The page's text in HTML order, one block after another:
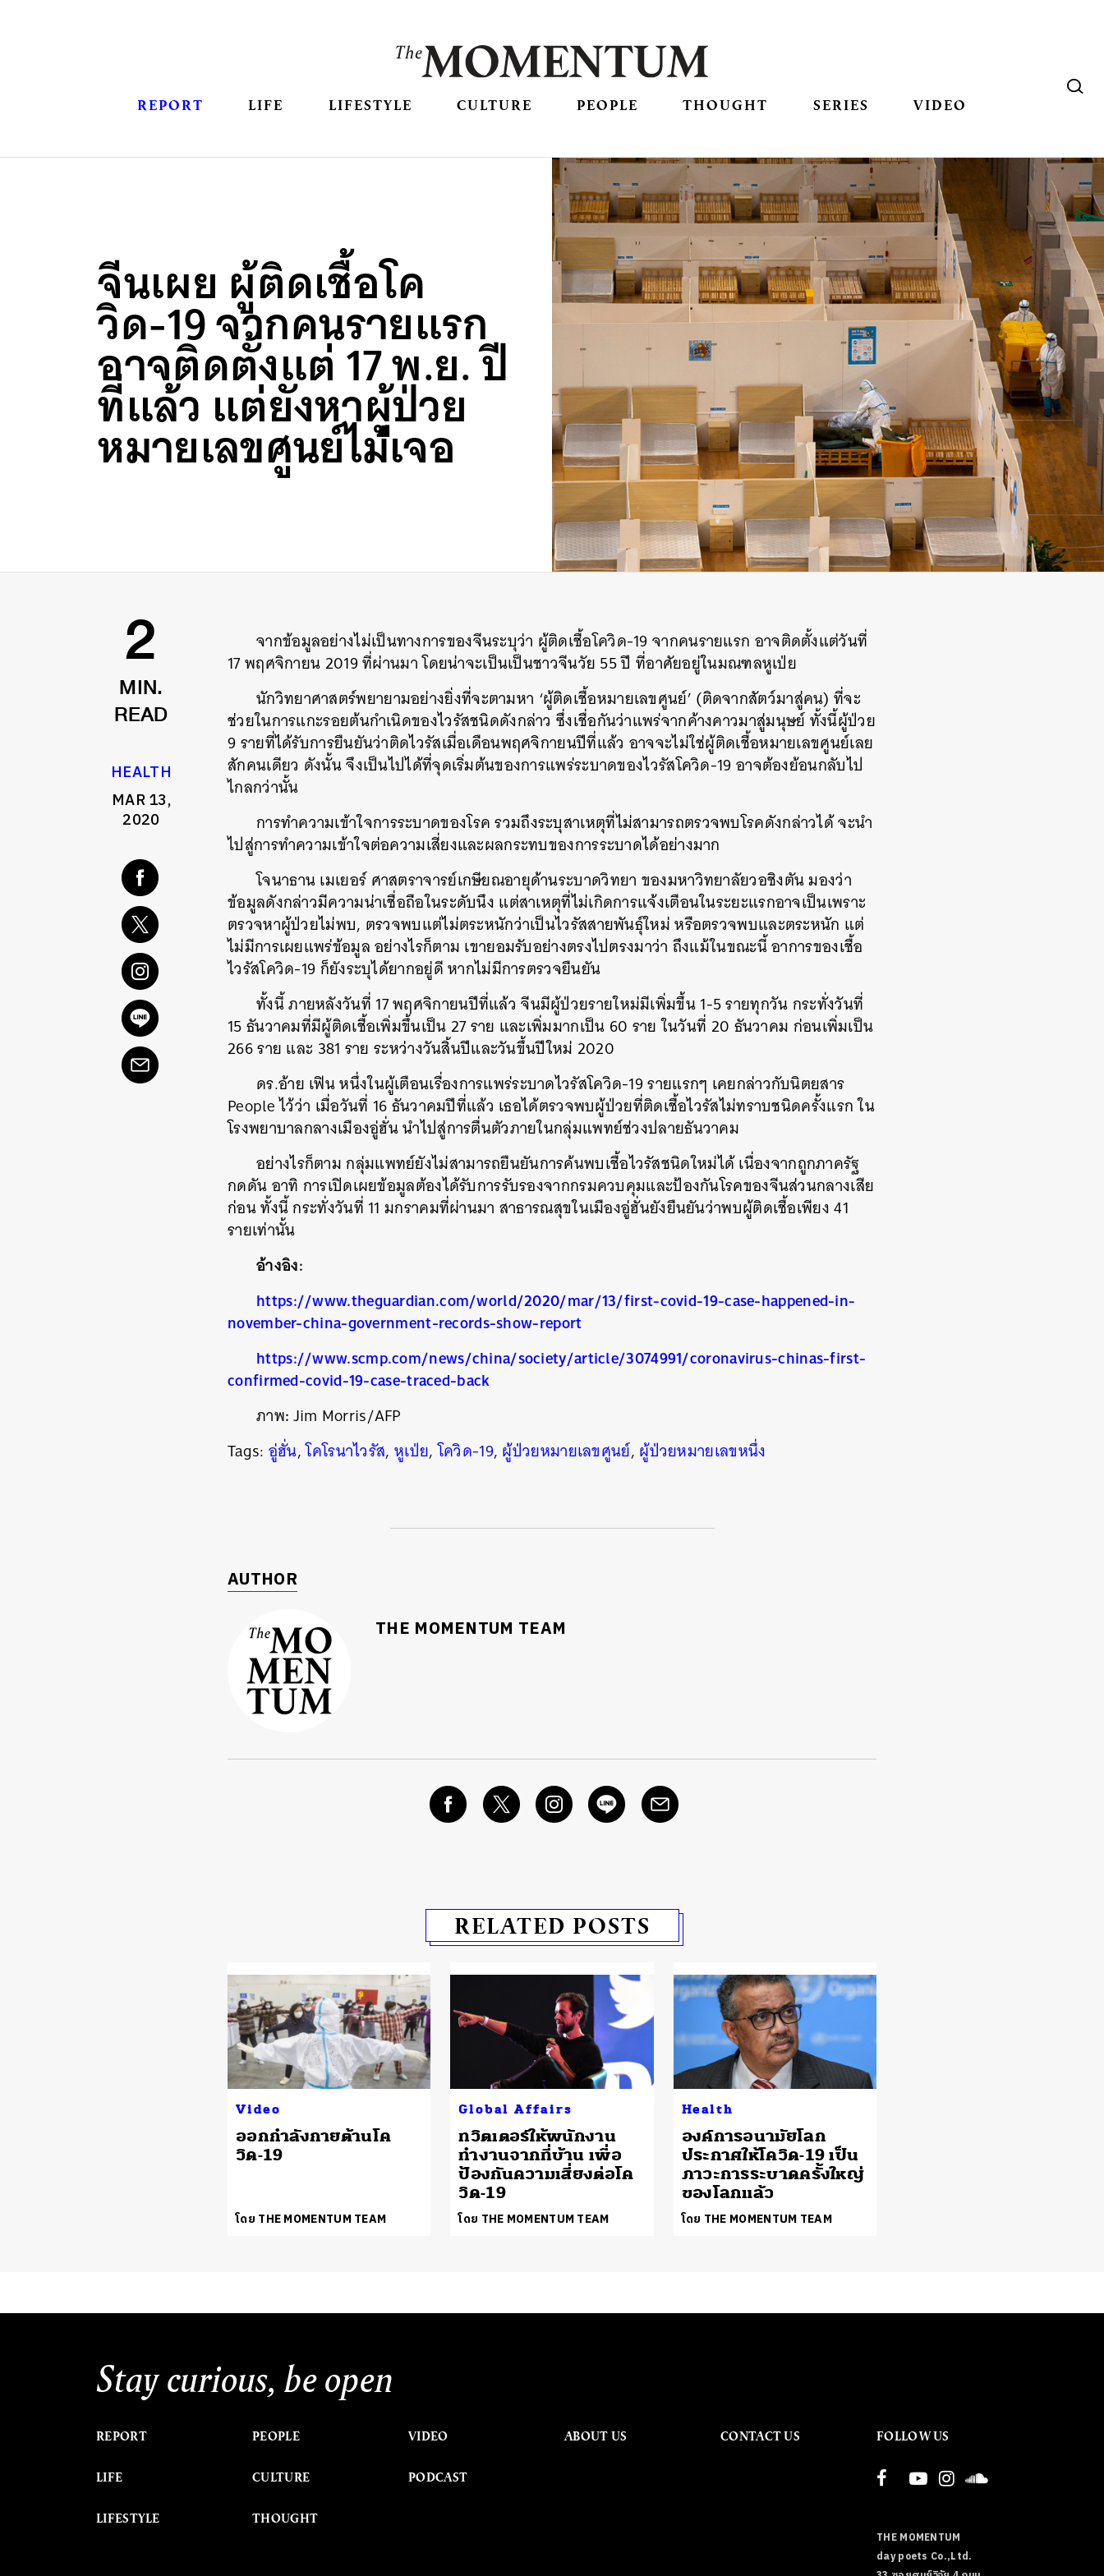
REPORT LIFE LIFESTYLE CULTURE PEOPLE THOUGHT SERIES VIDEO
จีนเผย ผู้ติดเชื้อโค
วิด-19 จากคนรายแรก
อาจติดตั้งแต่ 17 พ.ย. ปี
ที่แล้ว แต่ยังหาผู้ป่วย
หมายเลขศูนย์ไม่เจอ
2
MIN.
READ
HEALTH
MAR 13,
2020
จากข้อมูลอย่างไม่เป็นทางการของจีนระบุว่า ผู้ติดเชื้อโควิด-19 จากคนรายแรก อาจติดตั้งแต่วันที่
17 พฤศจิกายน 2019 ที่ผ่านมา โดยน่าจะเป็นเป็นชาวจีนวัย 55 ปี ที่อาศัยอยู่ในมณฑลหูเป่ย
นักวิทยาศาสตร์พยายามอย่างยิ่งที่จะตามหา ‘ผู้ติดเชื้อหมายเลขศูนย์’ (ติดจากสัตว์มาสู่คน) ที่จะ
ช่วยในการแกะรอยต้นกำเนิดของไวรัสชนิดดังกล่าว ซึ่งเชื่อกันว่าแพร่จากค้างคาวมาสู่มนุษย์ ทั้งนี้ผู้ป่วย
9 รายที่ได้รับการยืนยันว่าติดไวรัสเมื่อเดือนพฤศจิกายนปีที่แล้ว อาจจะไม่ใช่ผู้ติดเชื้อหมายเลขศูนย์เลย
สักคนเดียว ดังนั้น จึงเป็นไปได้ที่จุดเริ่มต้นของการแพร่ระบาดของไวรัสโควิด-19 อาจต้องย้อนกลับไป
ไกลกว่านั้น
การทำความเข้าใจการระบาดของโรค รวมถึงระบุสาเหตุที่ไม่สามารถตรวจพบโรคดังกล่าวได้ จะนำ
ไปสู่การทำความเข้าใจต่อความเสี่ยงและผลกระทบของการระบาดได้อย่างมาก
โจนาธาน เมเยอร์ ศาสตราจารย์เกษียณอายุด้านระบาดวิทยา ของมหาวิทยาลัยวอชิงตัน มองว่า
ข้อมูลดังกล่าวมีความน่าเชื่อถือในระดับนึง แต่สาเหตุที่ไม่เกิดการแจ้งเตือนในระยะแรกอาจเป็นเพราะ
ตรวจหาผู้ป่วยไม่พบ, ตรวจพบแต่ไม่ตระหนักว่าเป็นไวรัสสายพันธุ์ใหม่ หรือตรวจพบและตระหนัก แต่
ไม่มีการเผยแพร่ข้อมูล อย่างไรก็ตาม เขายอมรับอย่างตรงไปตรงมาว่า ถึงแม้ในขณะนี้ อาการของเชื้อ
ไวรัสโควิด-19 ก็ยังระบุได้ยากอยู่ดี หากไม่มีการตรวจยืนยัน
ทั้งนี้ ภายหลังวันที่ 17 พฤศจิกายนปีที่แล้ว จีนมีผู้ป่วยรายใหม่มีเพิ่มขึ้น 1-5 รายทุกวัน กระทั่งวันที่
15 ธันวาคมที่มีผู้ติดเชื้อเพิ่มขึ้นเป็น 27 ราย และเพิ่มมากเป็น 60 ราย ในวันที่ 20 ธันวาคม ก่อนเพิ่มเป็น
266 ราย และ 381 ราย ระหว่างวันสิ้นปีและวันขึ้นปีใหม่ 2020
ดร.อ้าย เฟิน หนึ่งในผู้เตือนเรื่องการแพร่ระบาดไวรัสโควิด-19 รายแรกๆ เคยกล่าวกับนิตยสาร
People ไว้ว่า เมื่อวันที่ 16 ธันวาคมปีที่แล้ว เธอได้ตรวจพบผู้ป่วยที่ติดเชื้อไวรัสไม่ทราบชนิดครั้งแรก ใน
โรงพยาบาลกลางเมืองอู่ฮั่น นำไปสู่การตื่นตัวภายในกลุ่มแพทย์ช่วงปลายธันวาคม
อย่างไรก็ตาม กลุ่มแพทย์ยังไม่สามารถยืนยันการค้นพบเชื้อไวรัสชนิดใหม่ได้ เนื่องจากถูกภาครัฐ
กดดัน อาทิ การเปิดเผยข้อมูลต้องได้รับการรับรองจากกรมควบคุมและป้องกันโรคของจีนส่วนกลางเสีย
ก่อน ทั้งนี้ กระทั่งวันที่ 11 มกราคมที่ผ่านมา สาธารณสุขในเมืองอู่ฮั่นยังยืนยันว่าพบผู้ติดเชื้อเพียง 41
รายเท่านั้น
อ้างอิง:
https://www.theguardian.com/world/2020/mar/13/first-covid-19-case-happened-in-
november-china-government-records-show-report
https://www.scmp.com/news/china/society/article/3074991/coronavirus-chinas-first-
confirmed-covid-19-case-traced-back
ภาพ:Jim Morris/AFP
Tags: อู่ฮั่น,โคโรนาไวรัส, หูเป่ย,โควิด-19, ผู้ป่วยหมายเลขศูนย์, ผู้ป่วยหมายเลขหนึ่ง
AUTHOR
THE MOMENTUM TEAM
RELATED POSTS
Video
ออกกำลังกายต้านโค
วิด-19
โดย THE MOMENTUM TEAM
Global Affairs
ทวิตเตอร์ให้พนักงาน
ทำงานจากที่บ้าน เพื่อ
ป้องกันความเสี่ยงต่อโค
วิด-19
โดย THE MOMENTUM TEAM
Health
องค์การอนามัยโลก
ประกาศให้โควิด-19 เป็น
ภาวะการระบาดครั้งใหญ่
ของโลกแล้ว
โดย THE MOMENTUM TEAM
Stay curious, be open
REPORT
LIFE
LIFESTYLE
PEOPLE
CULTURE
THOUGHT
VIDEO
PODCAST
ABOUT US CONTACT US FOLLOW US
THE MOMENTUM
day poets Co.,Ltd.
ค้นหา
SHARE